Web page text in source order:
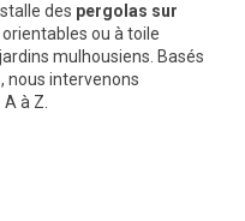
des pergolas sur
ou à toile
mulhousiens. Basés
nous intervenons
à Z.